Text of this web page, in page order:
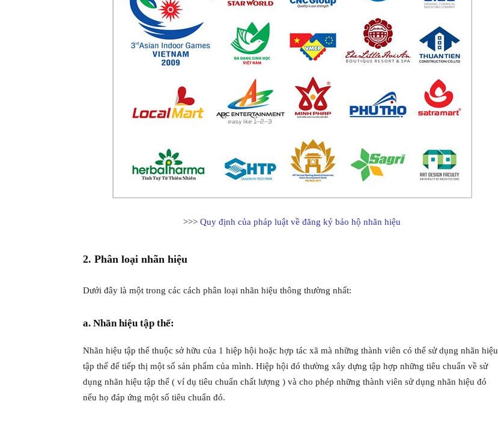
>>> Quy định của pháp luật về đăng ký bảo hộ nhãn hiệu
2. Phân loại nhãn hiệu
Dưới đây là một trong các cách phân loại nhãn hiệu thông thường nhất:
a. Nhãn hiệu tập thể:
Nhãn hiệu tập thể thuộc sở hữu của 1 hiệp hội hoặc hợp tác xã mà những thành viên có thể sử dụng nhãn hiệu
tập thể để tiếp thị một số sản phẩm của mình. Hiệp hội đó thường xây dựng tập hợp những tiêu chuẩn về sử
dụng nhãn hiệu tập thể ( ví dụ tiêu chuẩn chất lượng ) và cho phép những thành viên sử dụng nhãn hiệu đó
nếu họ đáp ứng một số tiêu chuẩn đó.